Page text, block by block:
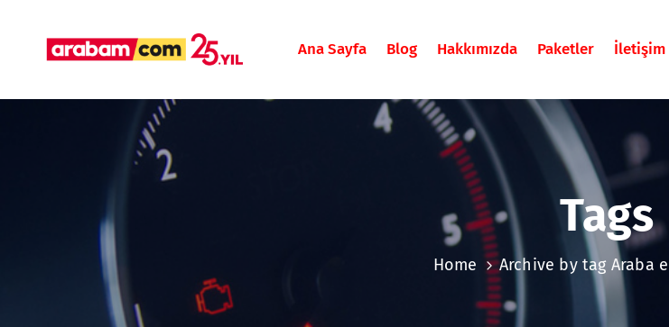
Ana Sayfa Blog Hakkımızda Paketler İletişim
Tags
Home Archive by tag Araba